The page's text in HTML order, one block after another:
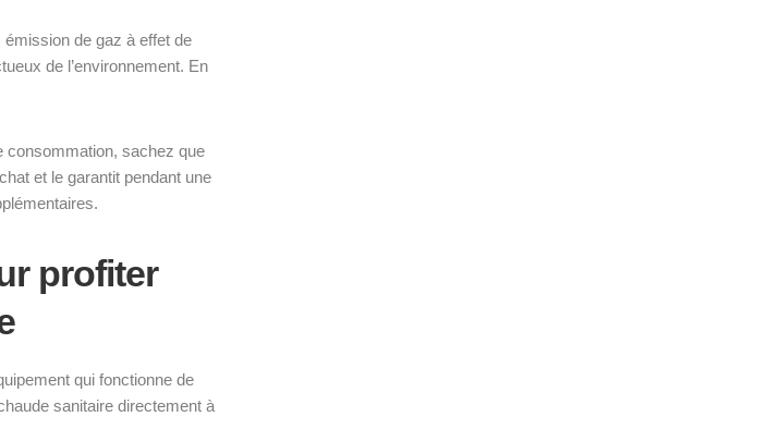
émission de gaz à effet de
de l’environnement. En
consommation, sachez que
et le garantit pendant une
profiter
qui fonctionne de
sanitaire directement à